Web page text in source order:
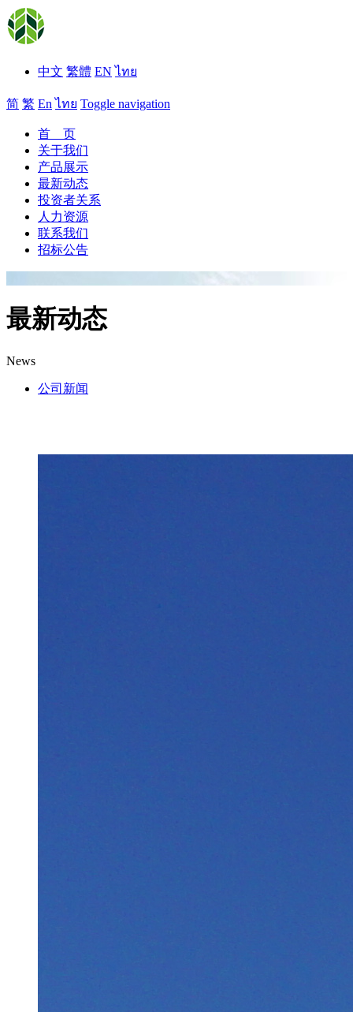
中文 繁體 EN ไทย
简 繁 En ไทย Toggle navigation
首 页
关于我们
产品展示
最新动态
投资者关系
人力资源
联系我们
招标公告
最新动态
News
公司新闻